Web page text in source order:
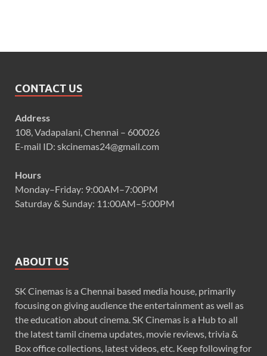
CONTACT US
Address
108, Vadapalani, Chennai – 600026
E-mail ID: skcinemas24@gmail.com
Hours
Monday–Friday: 9:00AM–7:00PM
Saturday & Sunday: 11:00AM–5:00PM
ABOUT US
SK Cinemas is a Chennai based media house, primarily
focusing on giving audience the entertainment as well as
the education about cinema. SK Cinemas is a Hub to all
the latest tamil cinema updates, movie reviews, trivia &
Box office collections, latest videos, etc. Keep following for